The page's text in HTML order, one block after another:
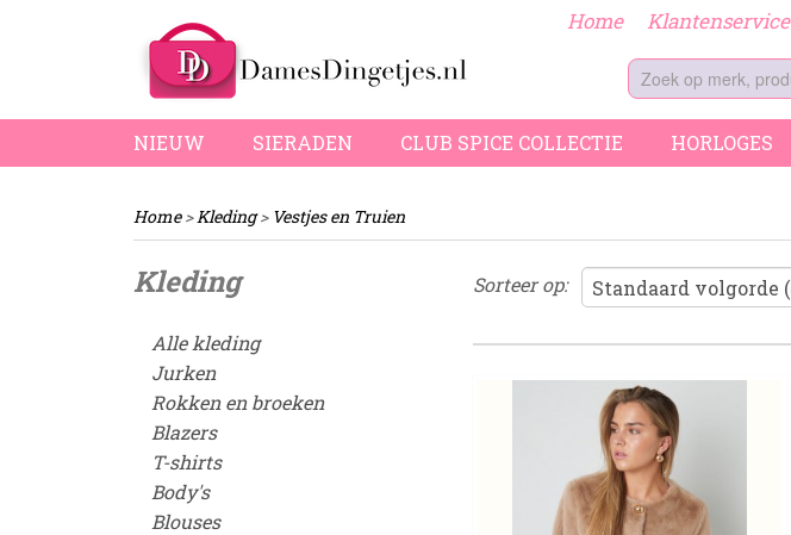
Home Klantenservice
NIEUW SIERADEN CLUB SPICE COLLECTIE HORLOGES
Home>Kleding> Vestjes en Truien
Kleding
Alle kleding
Jurken
Rokken en broeken
Blazers
T-shirts
Body's
Blouses
Sorteer op: